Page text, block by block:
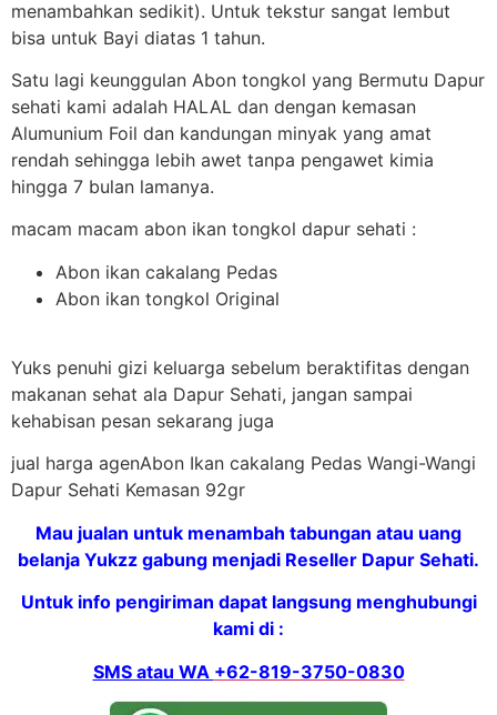
menambahkan sedikit). Untuk tekstur sangat lembut
bisa untuk Bayi diatas 1 tahun.
Satu lagi keunggulan Abon tongkol yang Bermutu Dapur
sehati kami adalah HALAL dan dengan kemasan
Alumunium Foil dan kandungan minyak yang amat
rendah sehingga lebih awet tanpa pengawet kimia
hingga 7 bulan lamanya.
macam macam abon ikan tongkol dapur sehati :
Abon ikan cakalang Pedas
Abon ikan tongkol Original
Yuks penuhi gizi keluarga sebelum beraktifitas dengan
makanan sehat ala Dapur Sehati, jangan sampai
kehabisan pesan sekarang juga
jual harga agenAbon Ikan cakalang Pedas Wangi-Wangi
Dapur Sehati Kemasan 92gr
Mau jualan untuk menambah tabungan atau uang
belanja Yukzz gabung menjadi Reseller Dapur Sehati.
Untuk info pengiriman dapat langsung menghubungi
kami di :
SMS atau WA +62-819-3750-0830